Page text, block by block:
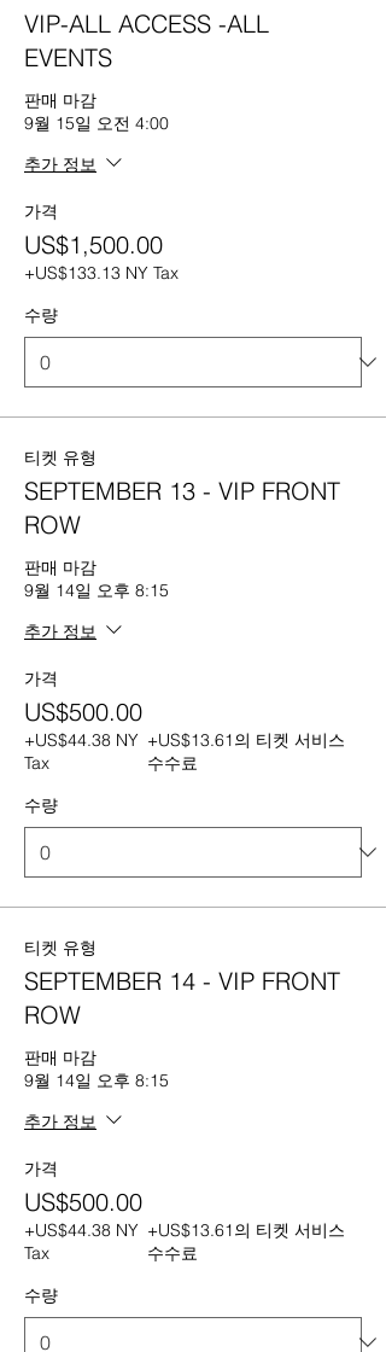
VIP-ALL ACCESS -ALL
EVENTS
판매 마감
9월 15일 오전 4:00
추가 정보
가격
US$1,500.00
+US$133.13 NY Tax
수량
티켓 유형
SEPTEMBER 13 - VIP FRONT
ROW
판매 마감
9월 14일 오후 8:15
추가 정보
가격
US$500.00
+US$44.38 NY
Tax
+US$13.61의 티켓 서비스
수수료
수량
티켓 유형
SEPTEMBER 14 - VIP FRONT
ROW
판매 마감
9월 14일 오후 8:15
추가 정보
가격
US$500.00
+US$44.38 NY
Tax
+US$13.61의 티켓 서비스
수수료
수량